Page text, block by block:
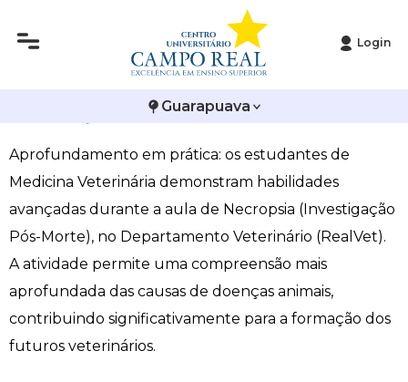
Login
Guarapuava
Medicina Veterinária promove aula de Necropsia
(Investigação Pós-Morte)
Aprofundamento em prática: os estudantes de
Medicina Veterinária demonstram habilidades
avançadas durante a aula de Necropsia (Investigação
Pós-Morte), no Departamento Veterinário (RealVet).
A atividade permite uma compreensão mais
aprofundada das causas de doenças animais,
contribuindo significativamente para a formação dos
futuros veterinários.
Infraestrutura
Editais
Publicações Institucionais
Arquitetura e Urbanismo
Biomedicina
Ciências Contábeis
Direito
Enfermagem
Engenharia Agronômica
Vestibular de Inverno
Vestibular de Medicina
2ª Via de Boleto
Atestado de Matrícula
Atividades Complementares e Sociais
Biblioteca
Calendário Acadêmico
Calendário de Provas
Carteirinha de Estudante
Avalie a Campo Real
Bolsas e Incentivos
CPA
COLAP
Comissão de Ética no Uso de Animais
Comitê de Ética em Pesquisa
Diploma Digital